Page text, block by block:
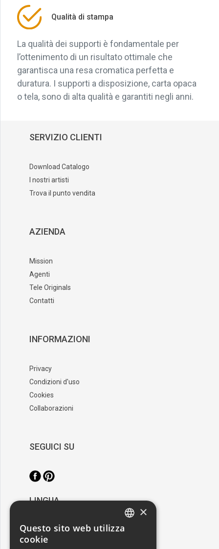
Qualità di stampa
La qualità dei supporti è fondamentale per
l’ottenimento di un risultato ottimale che
garantisca una resa cromatica perfetta e
duratura. I supporti a disposizione, carta opaca
o tela, sono di alta qualità e garantiti negli anni.
SERVIZIO CLIENTI
Download Catalogo
I nostri artisti
Trova il punto vendita
AZIENDA
Mission
Agenti
Tele Originals
Contatti
INFORMAZIONI
Privacy
Condizioni d'uso
Cookies
Collaborazioni
SEGUICI SU
LINGUA
×
Questo sito web utilizza
cookie